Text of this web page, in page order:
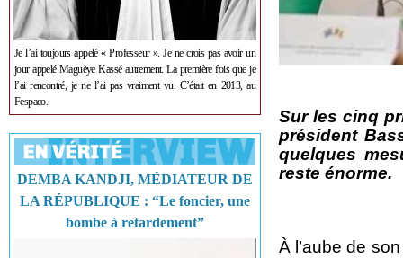
Je l’ai toujours appelé « Professeur ». Je ne crois pas avoir un
jour appelé Maguèye Kassé autrement. La première fois que je
l’ai rencontré, je ne l’ai pas vraiment vu. C’était en 2013, au
Fespaco.
DEMBA KANDJI, MÉDIATEUR DE
LA RÉPUBLIQUE : “Le foncier, une
bombe à retardement”
Sur les cinq
président
quelques
reste énorme.
À l’aube de